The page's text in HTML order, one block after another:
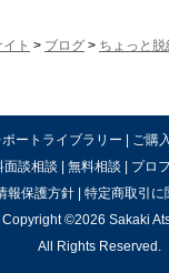
ト > ブログ > ちょっと脱
ートライブラリー | ご購
面談相談 | 無料相談 | プロ
報保護方針| 特定商取引に
Copyright ©2026 Sakaki
All Rights Reserved.